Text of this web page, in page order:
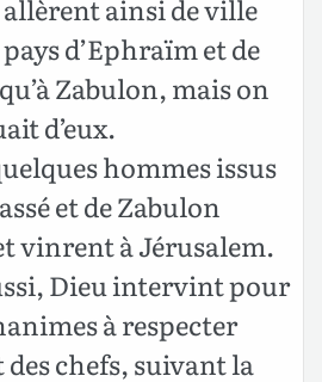
ainsi de ville
d’Ephraïm et de
Zabulon, mais on
d’eux.
hommes issus
et de Zabulon
vinrent à Jérusalem.
Dieu intervint pour
à respecter
des chefs, suivant la